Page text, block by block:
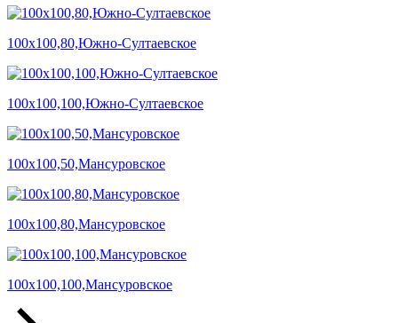
100х100,80,Южно-Султаевское
100х100,100,Южно-Султаевское
100х100,50,Мансуровское
100х100,80,Мансуровское
100х100,100,Мансуровское